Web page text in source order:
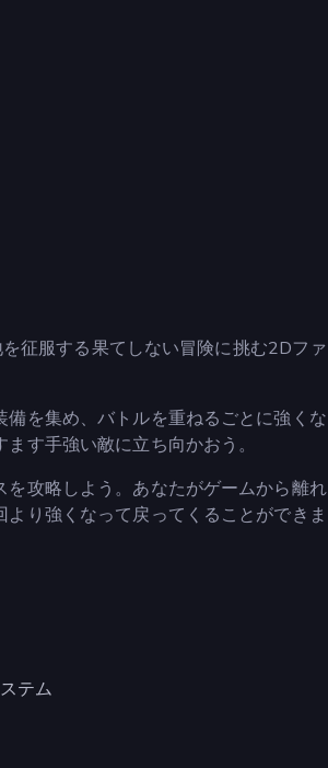
征服する果てしない冒険に挑む2Dファ
を集め、バトルを重ねるごとに強くな
す手強い敵に立ち向かおう。
攻略しよう。あなたがゲームから離れ
り強くなって戻ってくることができま
テム